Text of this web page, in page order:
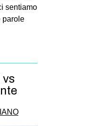
sentiamo
parole
vs